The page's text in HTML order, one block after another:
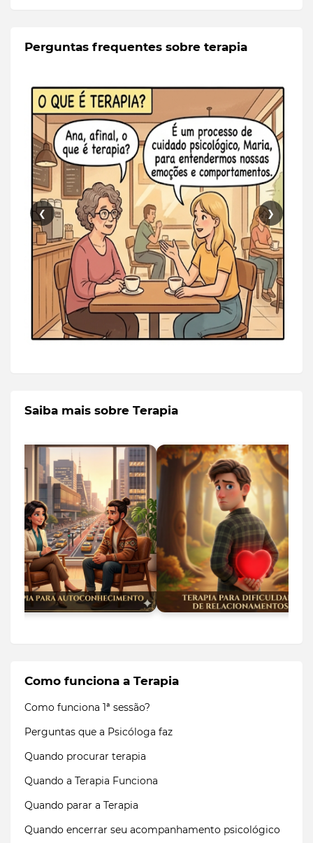
Perguntas frequentes sobre terapia
❮ ❯
Saiba mais sobre Terapia
Como funciona a Terapia
Como funciona 1ª sessão?
Perguntas que a Psicóloga faz
Quando procurar terapia
Quando a Terapia Funciona
Quando parar a Terapia
Quando encerrar seu acompanhamento psicológico